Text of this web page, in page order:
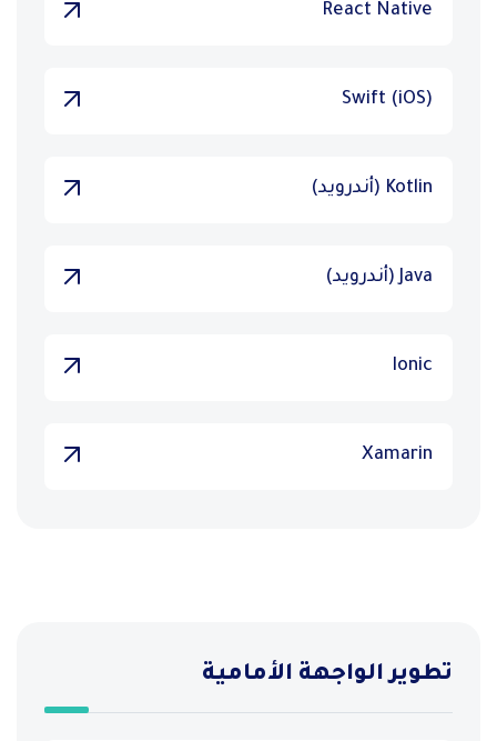
React Native
Swift (iOS)
Kotlin (أندرويد)
Java (أندرويد)
Ionic
Xamarin
تطوير الواجهة الأمامية